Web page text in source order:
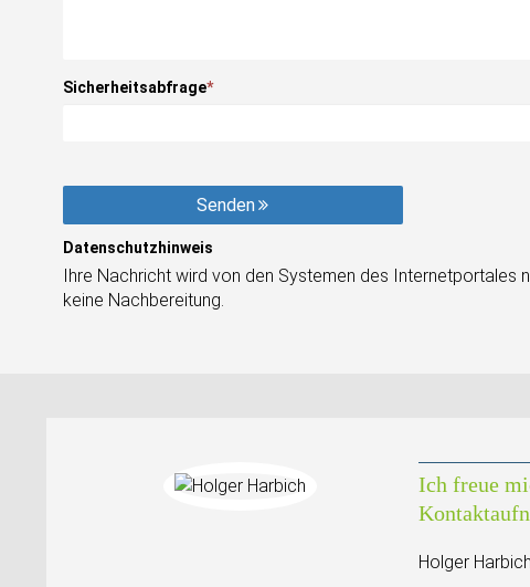
Sicherheitsabfrage*
Senden
Datenschutzhinweis
Ihre Nachricht wird von den Systemen des Internetportales
keine Nachbereitung.
Ich freue
Holger Harbich